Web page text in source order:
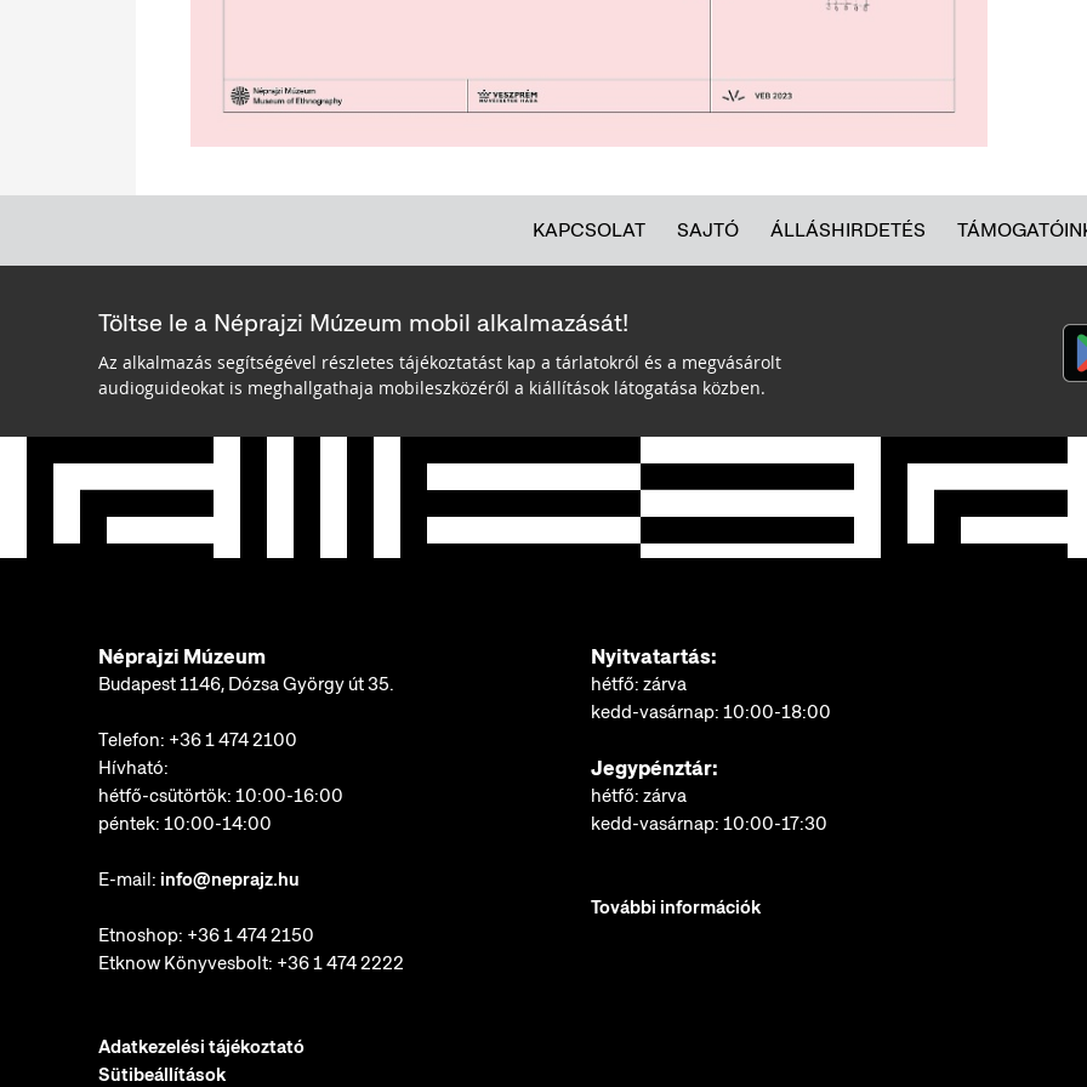
KAPCSOLAT SAJTÓ ÁLLÁSHIRDETÉS
Töltse le a Néprajzi Múzeum mobil alkalmazását!
Az alkalmazás segítségével részletes tájékoztatást kap a tárlatokról és a megvásárolt
audioguideokat is meghallgathaja mobileszközéről a kiállítások látogatása közben.
Néprajzi Múzeum
Budapest 1146, Dózsa György út 35.
Telefon: +36 1 474 2100
Hívható:
hétfő-csütörtök: 10:00-16:00
péntek: 10:00-14:00
E-mail: info@neprajz.hu
Etnoshop: +36 1 474 2150
Etknow Könyvesbolt: +36 1 474 2222
Adatkezelési tájékoztató
Sütibeállítások
Nyitvatartás:
hétfő: zárva
kedd-vasárnap: 10:00-18:00
Jegypénztár:
hétfő: zárva
kedd-vasárnap: 10:00-17:30
További információk